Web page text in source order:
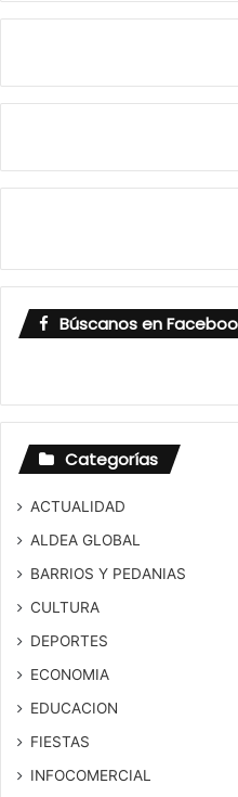
Búscanos en
Categorías
ACTUALIDAD
ALDEA GLOBAL
BARRIOS Y PEDANIAS
CULTURA
DEPORTES
ECONOMIA
EDUCACION
FIESTAS
INFOCOMERCIAL